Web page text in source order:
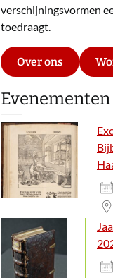
verschijningsvormen
toedraagt.
Over ons
Evenementen